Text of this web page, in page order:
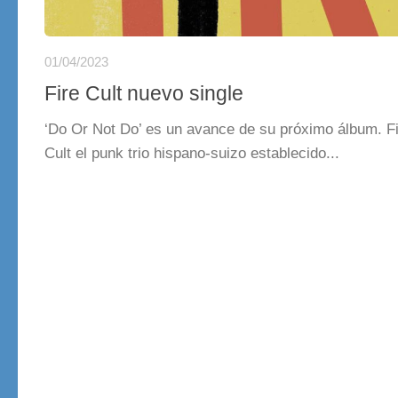
01/04/2023
Fire Cult nuevo single
‘Do Or Not Do’ es un avance de su próximo álbum.
Cult el punk trio hispano-suizo establecido...